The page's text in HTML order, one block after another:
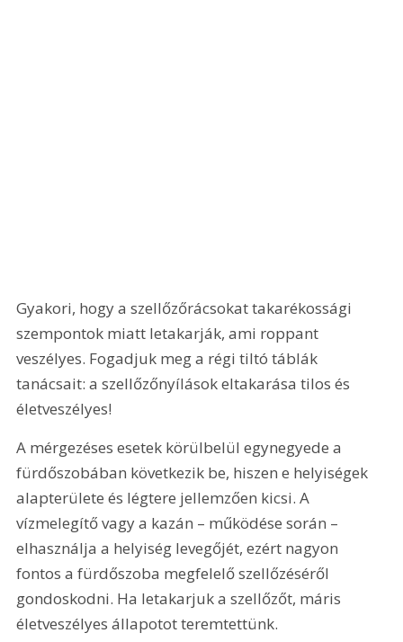
Gyakori, hogy a szellőzőrácsokat takarékossági
szempontok miatt letakarják, ami roppant
veszélyes. Fogadjuk meg a régi tiltó táblák
tanácsait: a szellőzőnyílások eltakarása tilos és
életveszélyes!
A mérgezéses esetek körülbelül egynegyede a
fürdőszobában következik be, hiszen e helyiségek
alapterülete és légtere jellemzően kicsi. A
vízmelegítő vagy a kazán – működése során –
elhasználja a helyiség levegőjét, ezért nagyon
fontos a fürdőszoba megfelelő szellőzéséről
gondoskodni. Ha letakarjuk a szellőzőt, máris
életveszélyes állapotot teremtettünk.